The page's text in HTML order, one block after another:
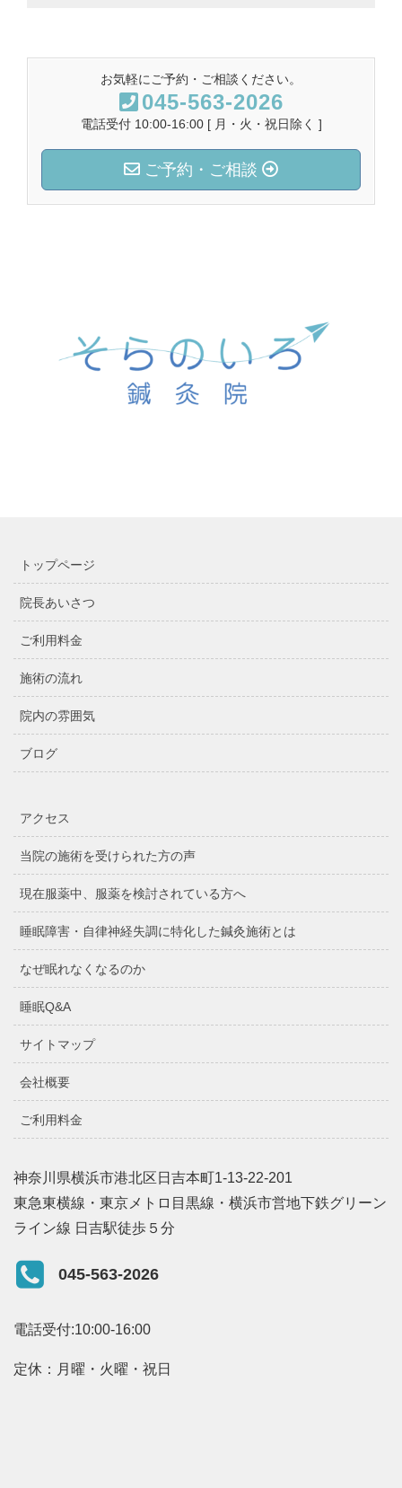
お気軽にご予約・ご相談ください。
045-563-2026
電話受付 10:00-16:00 [ 月・火・祝日除く ]
ご予約・ご相談
トップページ
院長あいさつ
ご利用料金
施術の流れ
院内の雰囲気
ブログ
アクセス
当院の施術を受けられた方の声
現在服薬中、服薬を検討されている方へ
睡眠障害・自律神経失調に特化した鍼灸施術とは
なぜ眠れなくなるのか
睡眠Q&A
サイトマップ
会社概要
ご利用料金
神奈川県横浜市港北区日吉本町1-13-22-201
東急東横線・東京メトロ目黒線・横浜市営地下鉄グリーン
ライン線 日吉駅徒歩５分
045-563-2026
電話受付:10:00-16:00
定休：月曜・火曜・祝日